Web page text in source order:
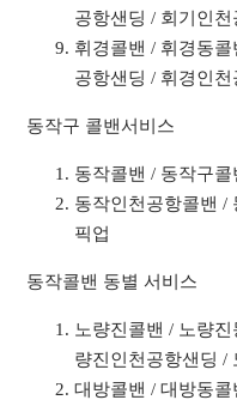
공항샌딩 / 회기인천
휘경콜밴 / 휘경동
공항샌딩 / 휘경인천
동작구 콜밴서비스
동작콜밴 / 동작구콜
동작인천공항콜밴 /
픽업
동작콜밴 동별 서비스
노량진콜밴 / 노량
량진인천공항샌딩 /
대방콜밴 / 대방동